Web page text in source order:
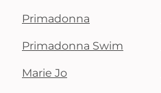
Primadonna
Primadonna Swim
Marie Jo